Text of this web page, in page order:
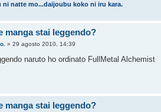
ni natte mo...daijoubu koko ni iru kara.
manga stai leggendo?
» 29 agosto 2010, 14:39
naruto ho ordinato FullMetal Alchemist
manga stai leggendo?